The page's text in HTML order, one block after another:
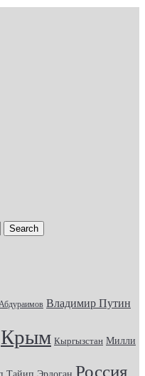
Владимир Путин
Крым Кыргызстан Милли
Россия